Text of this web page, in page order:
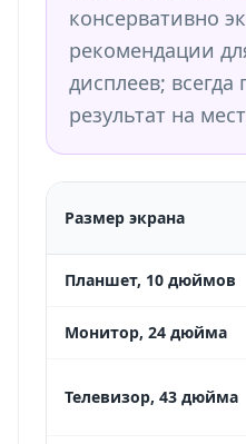
консервативно
рекомендации
дисплеев; всегда
результат на
Размер экрана
Планшет, 10 дюймов
Монитор, 24 дюйма
Телевизор, 43 дюйма